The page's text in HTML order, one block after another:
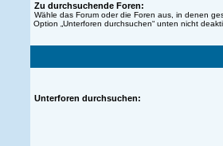
Zu durchsuchende Foren:
Wähle das Forum oder die Foren aus, in denen
Option „Unterforen durchsuchen“ unten nicht
Unterforen durchsuchen: